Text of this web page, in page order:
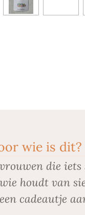
wie is dit?
die
houdt van
cadeautje